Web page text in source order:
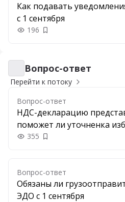
Как подавать
с 1 сентября
196 Добавить в закладки
Вопрос-ответ
Вопрос-ответ
Перейти к потоку
Вопрос-ответ
НДС-декларацию
поможет ли уточненка
355 Добавить в закладки
Вопрос-ответ
Обязаны ли
ЭДО с 1 сентября